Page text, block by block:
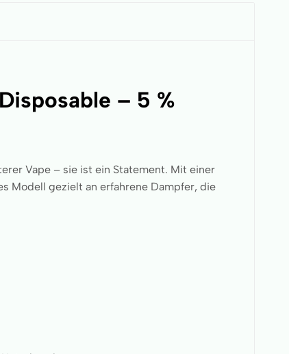
– 5 %
Vape – sie ist ein Statement. Mit einer
Modell gezielt an erfahrene Dampfer, die